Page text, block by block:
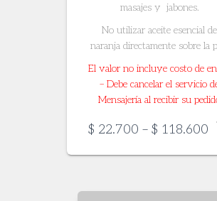
masajes y jabones.
No utilizar aceite esencial de
naranja directamente sobre la
El valor no incluye costo de
– Debe cancelar el servicio
Mensajería al recibir su
$ 22.700 – $ 118.600
$
$